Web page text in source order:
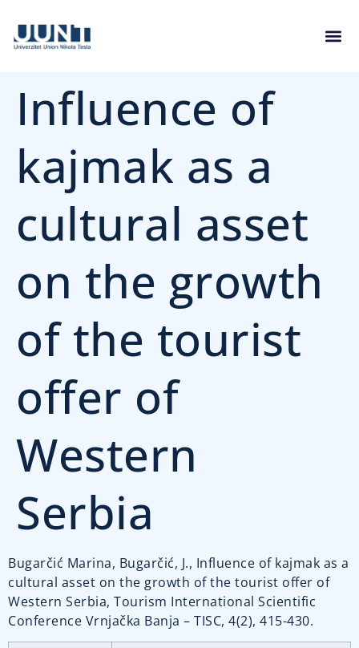
Influence of
kajmak as a
cultural asset
on the growth
of the tourist
offer of
Western
Serbia
Bugarčić Marina, Bugarčić, J., Influence of kajmak as a
cultural asset on the growth of the tourist offer of
Western Serbia, Tourism International Scientific
Conference Vrnjačka Banja – TISC, 4(2), 415-430.